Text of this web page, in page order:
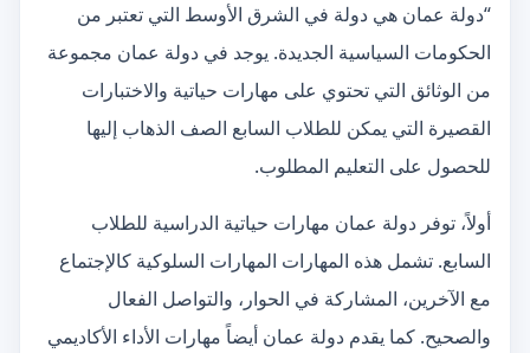
“دولة عمان هي دولة في الشرق الأوسط التي تعتبر من
الحكومات السياسية الجديدة. يوجد في دولة عمان مجموعة
من الوثائق التي تحتوي على مهارات حياتية والاختبارات
القصيرة التي يمكن للطلاب السابع الصف الذهاب إليها
للحصول على التعليم المطلوب.
أولاً، توفر دولة عمان مهارات حياتية الدراسية للطلاب
السابع. تشمل هذه المهارات المهارات السلوكية كالإجتماع
مع الآخرين، المشاركة في الحوار، والتواصل الفعال
والصحيح. كما يقدم دولة عمان أيضاً مهارات الأداء الأكاديمي